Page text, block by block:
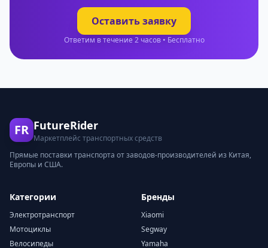
Оставить заявку
Ответим в течение 2 часов • Бесплатно
FR FutureRider
Маркетплейс транспортных средств
Прямые поставки транспорта от заводов-производителей из Китая,
Европы и США.
Категории
Электротранспорт
Мотоциклы
Велосипеды
Бренды
Xiaomi
Segway
Yamaha